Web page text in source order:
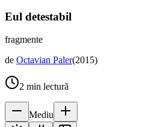
Eul detestabil
fragmente
de Octavian Paler(2015)
2 min lectură
Mediu